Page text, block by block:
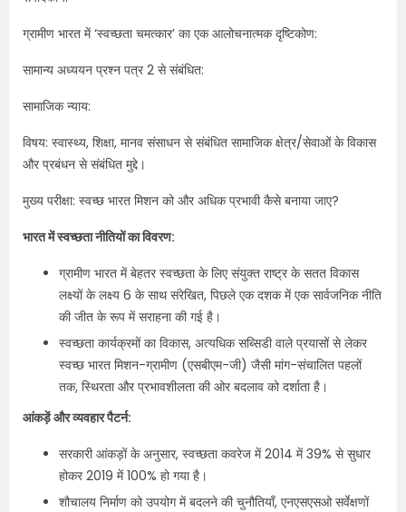
ग्रामीण भारत में ‘स्वच्छता चमत्कार’ का एक आलोचनात्मक दृष्टिकोण:
सामान्य अध्ययन प्रश्न पत्र 2 से संबंधित:
सामाजिक न्याय:
विषय: स्वास्थ्य, शिक्षा, मानव संसाधन से संबंधित सामाजिक क्षेत्र/सेवाओं के विकास
और प्रबंधन से संबंधित मुद्दे।
मुख्य परीक्षा: स्वच्छ भारत मिशन को और अधिक प्रभावी कैसे बनाया जाए?
भारत में स्वच्छता नीतियों का विवरण:
ग्रामीण भारत में बेहतर स्वच्छता के लिए संयुक्त राष्ट्र के सतत विकास
लक्ष्यों के लक्ष्य 6 के साथ संरेखित, पिछले एक दशक में एक सार्वजनिक नीति
की जीत के रूप में सराहना की गई है।
स्वच्छता कार्यक्रमों का विकास, अत्यधिक सब्सिडी वाले प्रयासों से लेकर
स्वच्छ भारत मिशन-ग्रामीण (एसबीएम-जी) जैसी मांग-संचालित पहलों
तक, स्थिरता और प्रभावशीलता की ओर बदलाव को दर्शाता है।
आंकड़ें और व्यवहार पैटर्न:
सरकारी आंकड़ों के अनुसार, स्वच्छता कवरेज में 2014 में 39% से सुधार
होकर 2019 में 100% हो गया है।
शौचालय निर्माण को उपयोग में बदलने की चुनौतियाँ, एनएसएसओ सर्वेक्षणों